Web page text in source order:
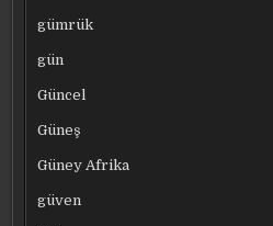
gümrük
gün
Güncel
Güneş
Güney Afrika
güven